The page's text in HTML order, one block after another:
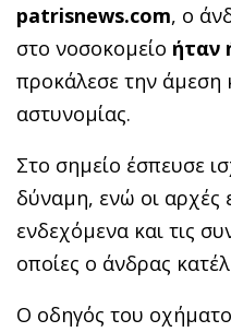
patrisnews.com, ο
στο νοσοκομείο ήταν
προκάλεσε την άμεση
αστυνομίας.
Στο σημείο έσπευσε
δύναμη, ενώ οι αρχές
ενδεχόμενα και τις
οποίες ο άνδρας
Ο οδηγός του